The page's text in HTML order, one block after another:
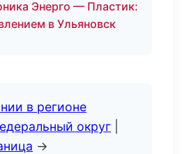
Энерго — Пластик:
в Ульяновск
в регионе
округ
→